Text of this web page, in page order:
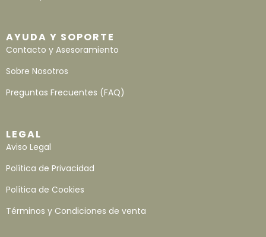
AYUDA Y SOPORTE
Contacto y Asesoramiento
Sobre Nosotros
Preguntas Frecuentes (FAQ)
LEGAL
Aviso Legal
Política de Privacidad
Política de Cookies
Términos y Condiciones de venta